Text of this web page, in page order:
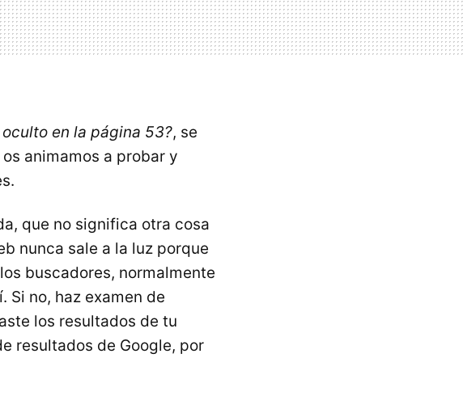
en la página 53?, se
animamos a probar y
que no significa otra cosa
nunca sale a la luz porque
buscadores, normalmente
Si no, haz examen de
los resultados de tu
resultados de Google, por